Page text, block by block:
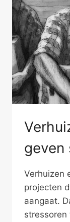
geven
Verhuizen
projecten
aangaat.
stressoren